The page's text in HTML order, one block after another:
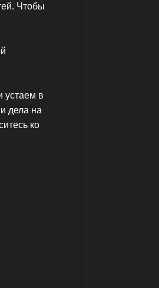
Чтобы
устаем в
дела на
ко